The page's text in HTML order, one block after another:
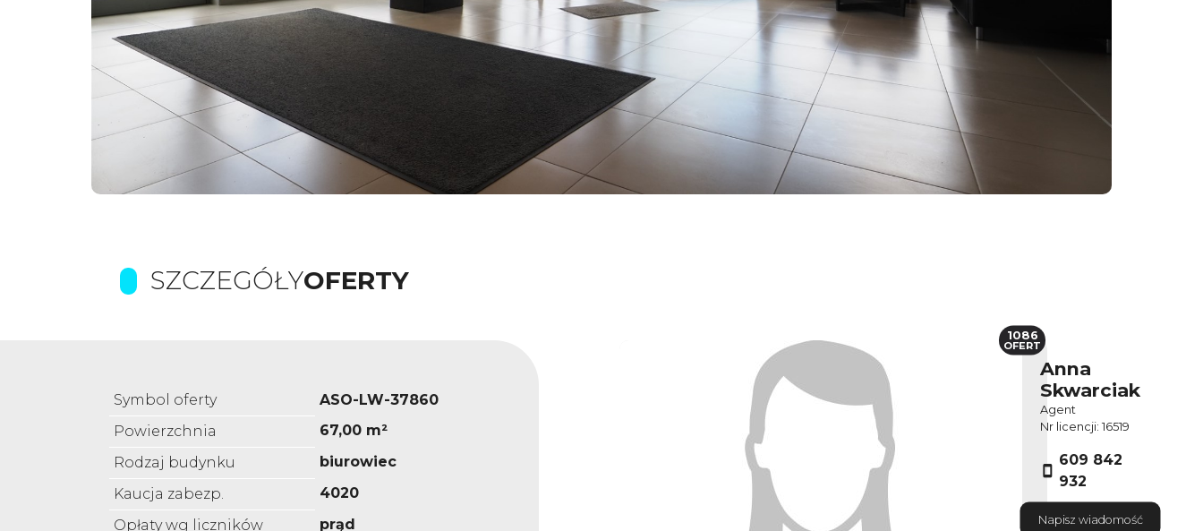
SZCZEGÓŁYOFERTY
Symbol oferty
ASO-LW-37860
Powierzchnia
67,00 m²
Rodzaj budynku
biurowiec
Kaucja zabezp.
4020
Opłaty wg liczników
prąd
Anna
Skwarciak
Agent
Nr licencji: 16519
609 842
932
Napisz wiadomość
1086
OFERT